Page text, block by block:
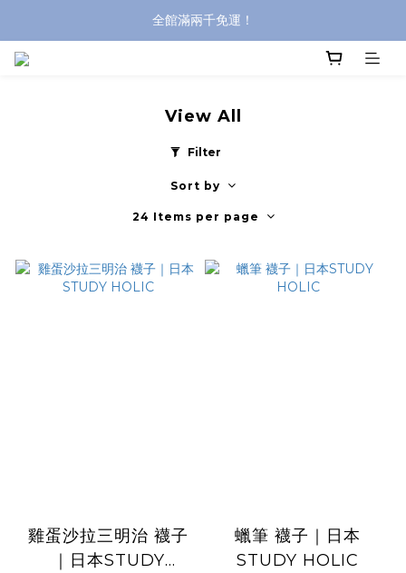
全館滿兩千免運！
全館滿兩千免運！
View All
Filter
Sort by
24 Items per page
雞蛋沙拉三明治 襪子
｜日本STUDY
蠟筆 襪子｜日本
STUDY HOLIC